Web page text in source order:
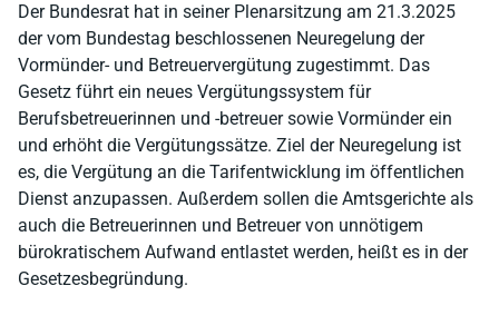
Der Bundesrat hat in seiner Plenarsitzung am 21.3.2025
der vom Bundestag beschlossenen Neuregelung der
Vormünder- und Betreuervergütung zugestimmt. Das
Gesetz führt ein neues Vergütungssystem für
Berufsbetreuerinnen und -betreuer sowie Vormünder ein
und erhöht die Vergütungssätze. Ziel der Neuregelung ist
es, die Vergütung an die Tarifentwicklung im öffentlichen
Dienst anzupassen. Außerdem sollen die Amtsgerichte als
auch die Betreuerinnen und Betreuer von unnötigem
bürokratischem Aufwand entlastet werden, heißt es in der
Gesetzesbegründung.